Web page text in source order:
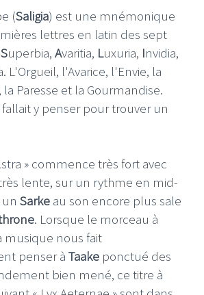
(Saligia) est une mnémonique
lettres en latin des sept
Superbia, Avaritia, Luxuria, Invidia,
L'Orgueil, l'Avarice, l'Envie, la
Paresse et la Gourmandise.
y penser pour trouver un
» commence très fort avec
lente, sur un rythme en mid-
Sarke au son encore plus sale
. Lorsque le morceau à
musique nous fait
penser à Taake ponctué des
bien mené, ce titre à